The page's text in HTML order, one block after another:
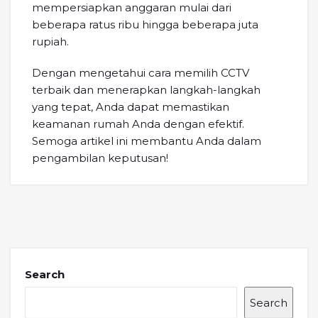
mempersiapkan anggaran mulai dari
beberapa ratus ribu hingga beberapa juta
rupiah.
Dengan mengetahui cara memilih CCTV
terbaik dan menerapkan langkah-langkah
yang tepat, Anda dapat memastikan
keamanan rumah Anda dengan efektif.
Semoga artikel ini membantu Anda dalam
pengambilan keputusan!
Search
Search